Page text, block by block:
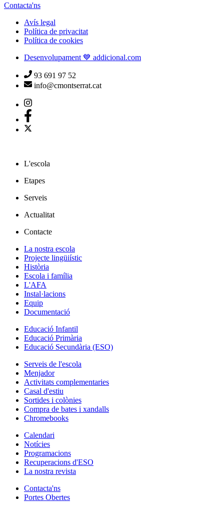
Contacta'ns
Avís legal
Política de privacitat
Política de cookies
Desenvolupament 💙 addicional.com
93 691 97 52
info@cmontserrat.cat
L'escola
Etapes
Serveis
Actualitat
Contacte
La nostra escola
Projecte lingüiístic
Història
Escola i família
L'AFA
Instal·lacions
Equip
Documentació
Educació Infantil
Educació Primària
Educació Secundària (ESO)
Serveis de l'escola
Menjador
Activitats complementaries
Casal d'estiu
Sortides i colònies
Compra de bates i xandalls
Chromebooks
Calendari
Notícies
Programacions
Recuperacions d'ESO
La nostra revista
Contacta'ns
Portes Obertes